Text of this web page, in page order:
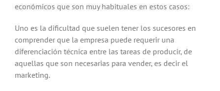
económicos que son muy habituales en estos casos:
Uno es la dificultad que suelen tener los sucesores en
comprender que la empresa puede requerir una
diferenciación técnica entre las tareas de producir, de
aquellas que son necesarias para vender, es decir el
marketing.